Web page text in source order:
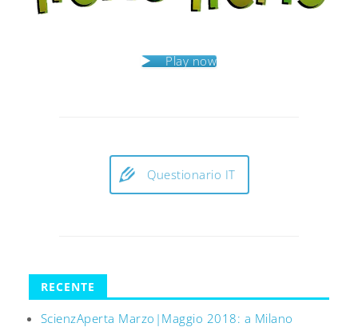
Play now
Questionario IT
RECENTE
ScienzAperta Marzo|Maggio 2018: a Milano